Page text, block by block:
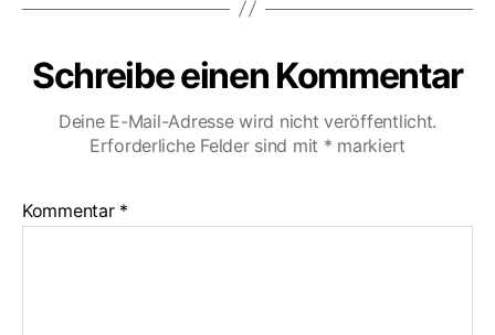
Schreibe einen Kommentar
Deine E-Mail-Adresse wird nicht veröffentlicht.
Erforderliche Felder sind mit * markiert
Kommentar *